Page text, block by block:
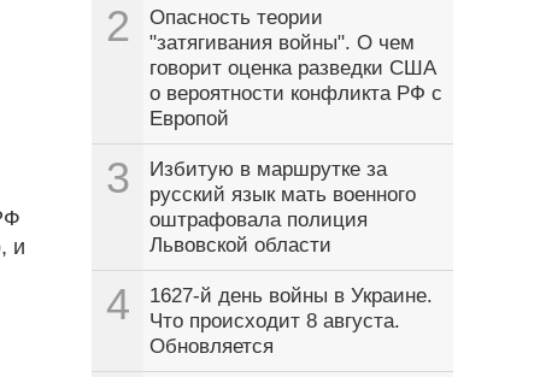
2
Опасность теории
"затягивания войны". О чем
говорит оценка разведки США
о вероятности конфликта РФ с
Европой
3
Избитую в маршрутке за
русский язык мать военного
оштрафовала полиция
Львовской области
4
1627-й день войны в Украине.
Что происходит 8 августа.
Обновляется
и